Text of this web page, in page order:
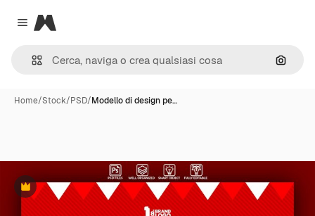
Close menu
Magnific
Cerca
Home/Stock/PSD/Modello di design pe…
Premium